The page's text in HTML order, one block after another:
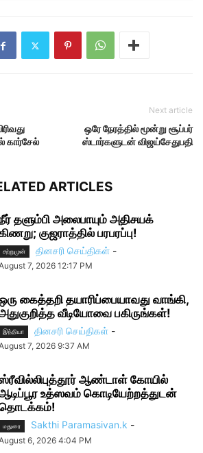
கார்சேல்
Next article
ஒரே நேரத்தில் மூன்று சூப்பர்
ஸ்டார்களுடன் விஜய்சேதுபதி
ARTICLES
தளும்பி அலைபாயும் அதிசயக்
குஜராத்தில் பரபரப்பு!
சற்றுமுன் தினசரி செய்திகள் -
7, 2026 12:17 PM
கைத்தறி தயாரிப்பையாவது வாங்கி,
வீடியோவை பகிருங்கள்!
இந்தியா தினசரி செய்திகள் -
7, 2026 9:37 AM
ஆண்டாள் கோயில்
உத்ஸவம் கொடியேற்றத்துடன்
மதுரை Sakthi Paramasivan.k -
6, 2026 4:04 PM